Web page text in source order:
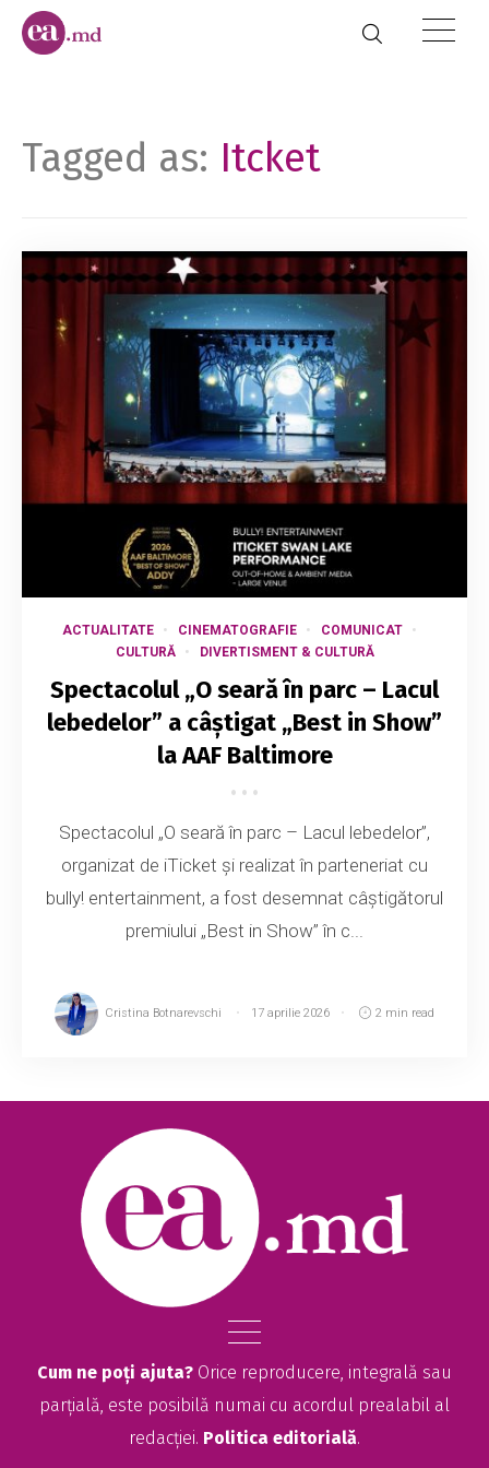
Tagged as: Itcket
ACTUALITATE CINEMATOGRAFIE
COMUNICAT
CULTURĂ
DIVERTISMENT & CULTURĂ
Spectacolul „O seară în parc – Lacul
lebedelor” a câștigat „Best in Show”
la AAF Baltimore
Spectacolul „O seară în parc – Lacul lebedelor”,
organizat de iTicket și realizat în parteneriat cu
bully! entertainment, a fost desemnat câștigătorul
premiului „Best in Show” în c...
Cristina Botnarevschi 17 aprilie 2026 2 min read
Cum ne poți ajuta? Orice reproducere, integrală sau
parțială, este posibilă numai cu acordul prealabil al
redacției. Politica editorială.